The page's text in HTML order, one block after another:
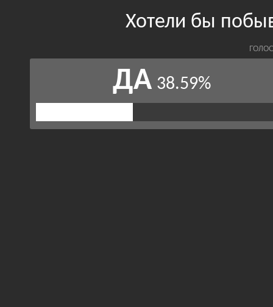
Хотели бы
ДА 38.59%